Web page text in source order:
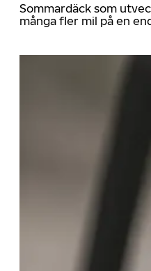
Sommardäck som
många fler mil på en